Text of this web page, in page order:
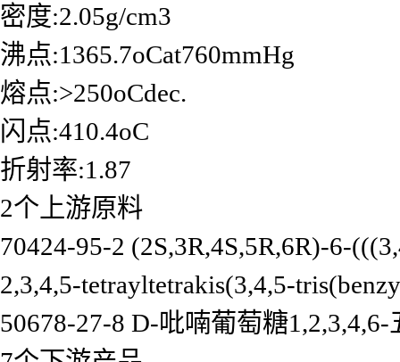
密度:2.05g/cm3
沸点:1365.7oCat760mmHg
熔点:>250oCdec.
闪点:410.4oC
折射率:1.87
2个上游原料
70424-95-2 (2S,3R,4S,5R,6R)-6-
2,3,4,5-tetrayltetrakis(3,4,5-
50678-27-8 D-吡喃葡萄糖